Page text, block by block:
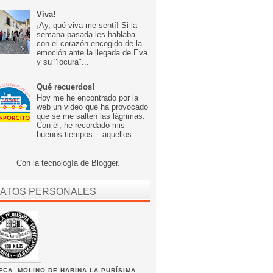
Viva!
¡Ay, qué viva me sentí! Si la
semana pasada les hablaba
con el corazón encogido de la
emoción ante la llegada de Eva
y su "locura"...
Qué recuerdos!
Hoy me he encontrado por la
web un video que ha provocado
que se me salten las lágrimas.
Con él, he recordado mis
buenos tiempos... aquellos...
Con la tecnología de Blogger.
PERSONALES
MOLINO DE HARINA LA PURÍSIMA